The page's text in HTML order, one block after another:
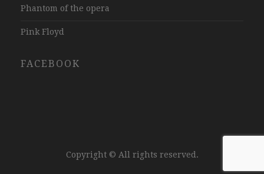
Phantom of the opera
Pink Floyd
FACEBOOK
Copyright © All rights reserved.